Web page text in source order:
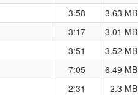
3:58
3.63 MB
3:17
3.01 MB
3:51
3.52 MB
7:05
6.49 MB
2:31
2.3 MB